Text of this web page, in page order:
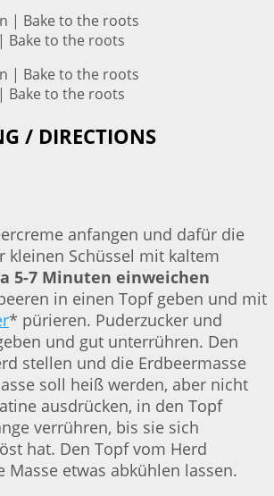
Bake to the roots
Bake to the roots
/ DIRECTIONS
anfangen und dafür die
kleinen Schüssel mit kaltem
5-7 Minuten einweichen
in einen Topf geben und mit
* pürieren. Puderzucker und
und gut unterrühren. Den
stellen und die Erdbeermasse
soll heiß werden, aber nicht
ausdrücken, in den Topf
verrühren, bis sie sich
hat. Den Topf vom Herd
Masse etwas abkühlen lassen.